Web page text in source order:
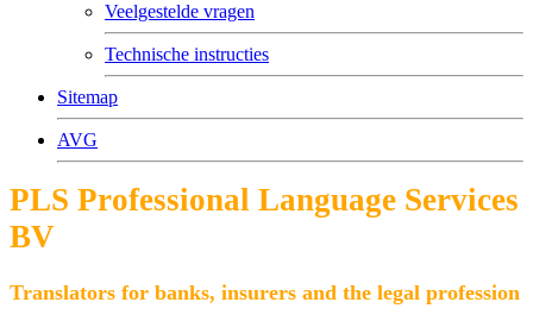
Veelgestelde vragen
Technische instructies
Sitemap
AVG
PLS Professional Language Services
BV
Translators for banks, insurers and the legal profession